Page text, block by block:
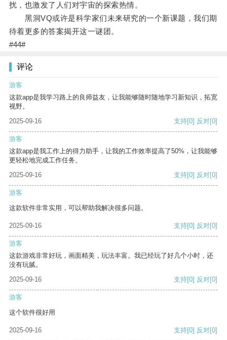
扰，也激发了人们对宇宙的探索热情。
黑洞VQ或许是科学家们未来研究的一个新课题，我们期
待着更多的答案揭开这一谜团。
#44#
评论
游客
这款app是我学习路上的良师益友，让我能够随时随地学习新知识，拓宽
视野。
2025-09-16
支持[0] 反对[0]
游客
这款app是我工作上的得力助手，让我的工作效率提高了50%，让我能够
更轻松地完成工作任务。
2025-09-16
支持[0] 反对[0]
游客
这款软件非常实用，可以帮助我解决很多问题。
2025-09-16 支持[0] 反对[0]
游客
这款游戏非常好玩，画面精美，玩法丰富。我已经玩了好几个小时，还
没有玩腻。
2025-09-16
支持[0] 反对[0]
游客
这个软件很好用
2025-09-16 支持[0] 反对[0]